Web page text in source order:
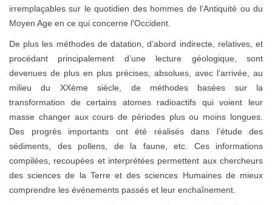
irremplaçables sur le quotidien des hommes de l’Antiquité ou du
Moyen Age en ce qui concerne l'Occident.
De plus les méthodes de datation, d’abord indirecte, relatives, et
procédant principalement d’une lecture géologique, sont
devenues de plus en plus précises, absolues, avec l’arrivée, au
milieu du XXème siècle, de méthodes basées sur la
transformation de certains atomes radioactifs qui voient leur
masse changer aux cours de périodes plus ou moins longues.
Des progrès importants ont été réalisés dans l’étude des
sédiments, des pollens, de la faune, etc. Ces informations
compilées, recoupées et interprétées permettent aux chercheurs
des sciences de la Terre et des sciences Humaines de mieux
comprendre les événements passés et leur enchaînement.